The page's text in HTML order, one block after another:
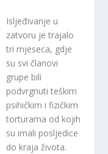
Isljeđivanje u
zatvoru je trajalo
tri mjeseca, gdje
su svi članovi
grupe bili
podvrgnuti teškim
psihičkim i fizičkim
torturama od kojih
su imali posljedice
do kraja života.